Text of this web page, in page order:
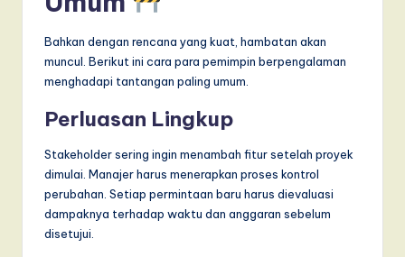
Bahkan dengan rencana yang kuat, hambatan akan
muncul. Berikut ini cara para pemimpin berpengalaman
menghadapi tantangan paling umum.
Perluasan Lingkup
Stakeholder sering ingin menambah fitur setelah proyek
dimulai. Manajer harus menerapkan proses kontrol
perubahan. Setiap permintaan baru harus dievaluasi
dampaknya terhadap waktu dan anggaran sebelum
disetujui.